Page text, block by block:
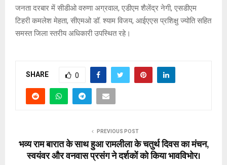
जनता दरबार में सीडीओ वरुणा अग्रवाल, एडीएम शैलेंद्र नेगी, एसडीएम
टिहरी कमलेश मेहता, सीएमओ डॉ. श्याम विजय, आईएएस प्रशिक्षु ज्योति सहित
समस्त जिला स्तरीय अधिकारी उपस्थित रहे।
SHARE 0
PREVIOUS POST
भव्य राम बारात के साथ हुआ रामलीला के चतुर्थ दिवस का मंचन,
स्वयंवर और वनवास प्रसंग ने दर्शकों को किया भावविभोर।